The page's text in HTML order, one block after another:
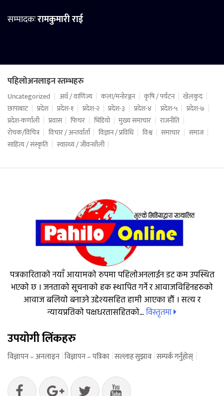
सम्पादकःरामकुमारी राई
पहिलोअनलाइन स्तम्भहरु
Uncategorized अर्थ / वाणिज्य कला/मनोरञ्जन कृषि / पर्यटन
खेलकुद
छापाबाट
प्रदेश प्रदेश-१ प्रदेश-२ प्रदेश-३ प्रदेश-४ प्रदेश-५
प्रदेश-७
प्रदेश-कर्णाली
प्रवास फिचर भिडियो मुख्य समाचार
राजनीति
रोचक/विचित्र
विचार / अन्तर्वार्ता विज्ञान / प्रविधि विश्व समाचार
समाज
साहित्य / संस्कृति
स्वास्थ्य / जीवनशैली
पत्रकारिताको नयाँ आयामको रुपमा पहिलोअनलाईन डट कम उपस्थित
भएको छ । जनताको सूचनाको हक स्थापित गर्ने र आवाजविहिनहरुको
आवाज बलियो बनाउने उद्देश्यसहित हामी आएका हौं । सत्य र
न्यायप्रतिको पक्षधरतासहितको...विस्तृतमा
उपयोगी लिंकहरु
विज्ञापन – अनलाइन विज्ञापन – पत्रिका सल्लाह सुझाव सम्पर्क गर्नुहोस्